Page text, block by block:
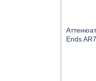
Ends